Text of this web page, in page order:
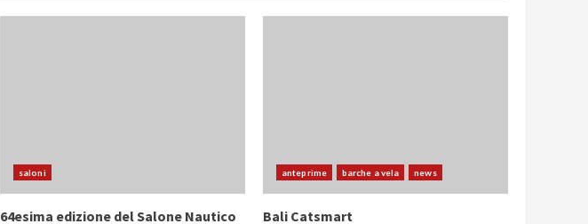
saloni
64esima edizione del Salone Nautico
anteprime barche a vela news
Bali Catsmart